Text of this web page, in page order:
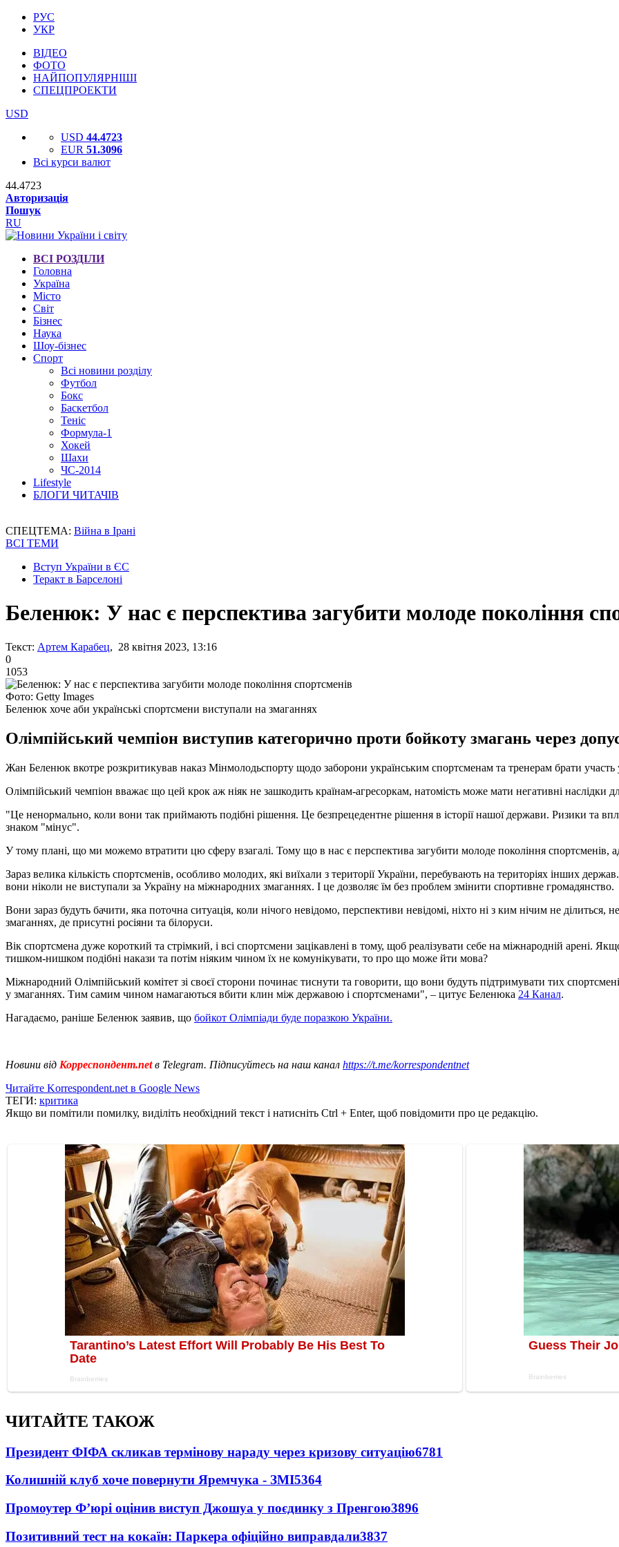
РУС
УКР
ВІДЕО
ФОТО
НАЙПОПУЛЯРНІШІ
СПЕЦПРОЕКТИ
USD
USD 44.4723
EUR 51.3096
Всі курси валют
44.4723
Авторизація
Пошук
RU
ВСІ РОЗДІЛИ
Головна
Україна
Місто
Світ
Бізнес
Наука
Шоу-бізнес
Спорт
Всі новини розділу
Футбол
Бокс
Баскетбол
Теніс
Формула-1
Хокей
Шахи
ЧС-2014
Lifestyle
БЛОГИ ЧИТАЧІВ
СПЕЦТЕМА: Війна в Ірані
ВСІ ТЕМИ
Вступ України в ЄС
Теракт в Барселоні
Беленюк: У нас є перспектива загубити молоде покоління
Текст: Артем Карабец, 28 квітня 2023, 13:16
0
1053
Фото: Getty Images
Беленюк хоче аби українські спортсмени виступали на змаганнях
Олімпійський чемпіон виступив категорично проти бойкоту змагань через
Жан Беленюк вкотре розкритикував наказ Мінмолодьспорту щодо заборони українським спортсменам та тренерам брати участь
Олімпійський чемпіон вважає що цей крок аж ніяк не зашкодить країнам-агресоркам, натомість може мати негативні наслідки
"Це ненормально, коли вони так приймають подібні рішення. Це безпрецедентне рішення в історії нашої держави. Ризики та
знаком "мінус".
У тому плані, що ми можемо втратити цю сферу взагалі. Тому що в нас є перспектива загубити молоде покоління спортсменів,
Зараз велика кількість спортсменів, особливо молодих, які виїхали з території України, перебувають на територіях інших
вони ніколи не виступали за Україну на міжнародних змаганнях. І це дозволяє їм без проблем змінити спортивне громадянство.
Вони зараз будуть бачити, яка поточна ситуація, коли нічого невідомо, перспективи невідомі, ніхто ні з ким нічим не ділиться,
змаганнях, де присутні росіяни та білоруси.
Вік спортсмена дуже короткий та стрімкий, і всі спортсмени зацікавлені в тому, щоб реалізувати себе на міжнародній арені.
тишком-нишком подібні накази та потім ніяким чином їх не комунікувати, то про що може йти мова?
Міжнародний Олімпійський комітет зі своєї сторони починає тиснути та говорити, що вони будуть підтримувати тих
у змаганнях. Тим самим чином намагаються вбити клин між державою і спортсменами", – цитує Беленюка 24 Канал.
Нагадаємо, раніше Беленюк заявив, що бойкот Олімпіади буде поразкою України.
Новини від Корреспондент.netв Telegram. Підписуйтесь на наш канал https://t.me/korrespondentnet
Читайте Korrespondent.net в Google News
ТЕГИ: критика
Якщо ви помітили помилку, виділіть необхідний текст і натисніть Ctrl + Enter, щоб повідомити про це редакцію.
ЧИТАЙТЕ ТАКОЖ
Президент ФІФА скликав термінову нараду через кризову ситуацію6781
Колишній клуб хоче повернути Яремчука - ЗМІ5364
Промоутер Ф’юрі оцінив виступ Джошуа у поєдинку з Пренгою3896
Позитивний тест на кокаїн: Паркера офіційно виправдали3837